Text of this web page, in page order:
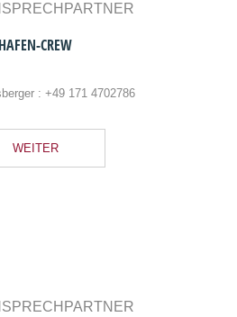
HAFEN-CREW
: +49 171 4702786
WEITER